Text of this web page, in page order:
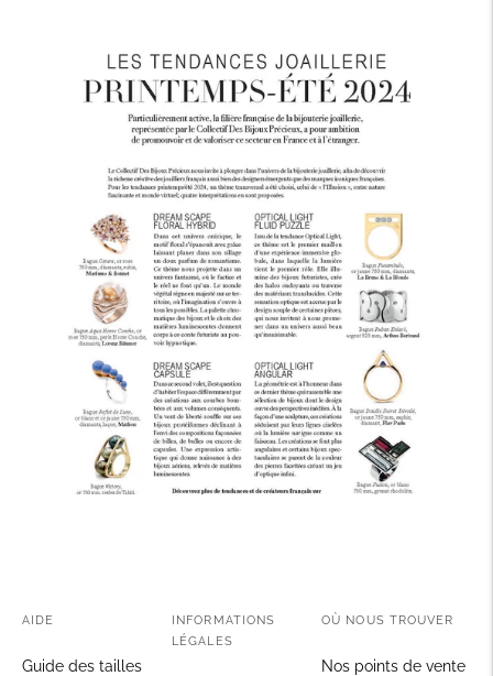
AIDE
Guide des tailles
INFORMATIONS
LÉGALES
OÙ NOUS TROUVER
Nos points de vente